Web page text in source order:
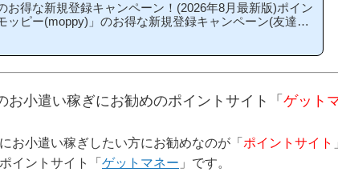
得な新規登録キャンペーン！(2026年8月最新版)ポイン
ッピー(moppy)」のお得な新規登録キャンペーン(友達紹
モッピーに新規登録(無料)して簡単な条件を満たすと、
(*ちなみに「2000円分のボーナス」というのは過去の
小遣い稼ぎにお勧めのポイントサイト「 ゲット
お小遣い稼ぎしたい方にお勧めなのが「 ポイントサイト
イントサイト「 ゲットマネー 」です。